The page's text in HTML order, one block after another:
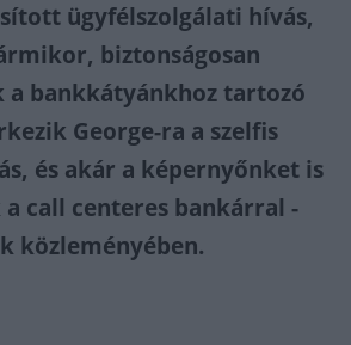
ügyfélszolgálati hívás,
biztonságosan
bankkátyánkhoz tartozó
George-ra a szelfis
és akár a képernyőnket is
call centeres bankárral -
közleményében.